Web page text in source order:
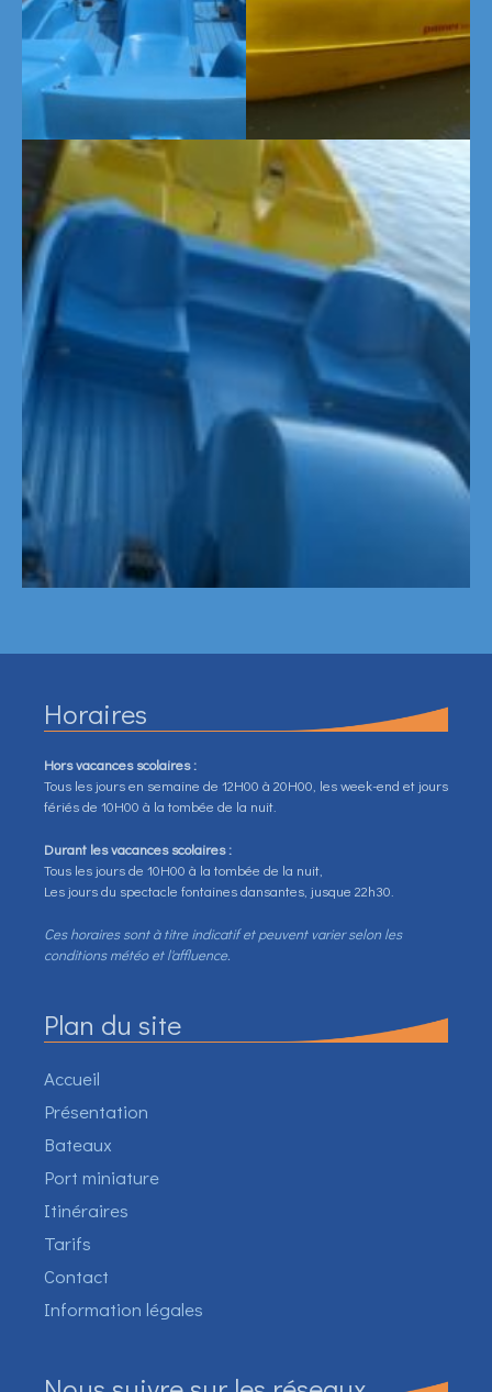
Horaires
Hors vacances scolaires :
Tous les jours en semaine de 12H00 à 20H00, les week-end et jours
fériés de 10H00 à la tombée de la nuit.
Durant les vacances scolaires :
Tous les jours de 10H00 à la tombée de la nuit,
Les jours du spectacle fontaines dansantes, jusque 22h30.
Ces horaires sont à titre indicatif et peuvent varier selon les
conditions météo et l'affluence.
Plan du site
Accueil
Présentation
Bateaux
Port miniature
Itinéraires
Tarifs
Contact
Information légales